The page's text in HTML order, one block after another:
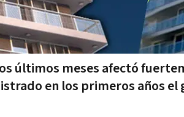
últimos meses afectó
en los primeros años el